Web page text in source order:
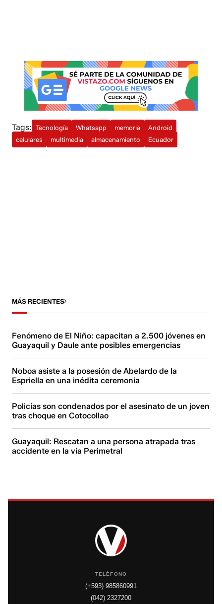
Tags: Tecnología Whatsapp memoria
Android
celulares
multimedia almacenamiento Ecuador
MÁS RECIENTES
Fenómeno de El Niño: capacitan a 2.500 jóvenes en
Guayaquil y Daule ante posibles emergencias
Noboa asiste a la posesión de Abelardo de la
Espriella en una inédita ceremonia
Policías son condenados por el asesinato de un joven
tras choque en Cotocollao
Guayaquil: Rescatan a una persona atrapada tras
accidente en la vía Perimetral
TELÉFONO
(+593) 985860991
(042) 2327200